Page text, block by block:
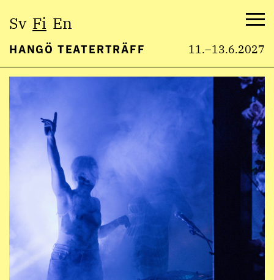
sisältöön
Sv Fi En
HANGÖ TEATERTRÄFF 11.–13.6.2027